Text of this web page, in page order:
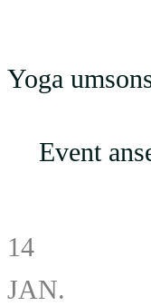
Yoga
Event
14
JAN.